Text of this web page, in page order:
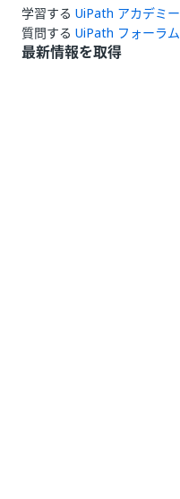
学習する UiPath アカデミー
質問する UiPath フォーラム
最新情報を取得